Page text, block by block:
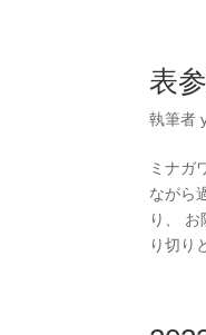
表
執筆者
ミナガ
ながら
り、
り切り